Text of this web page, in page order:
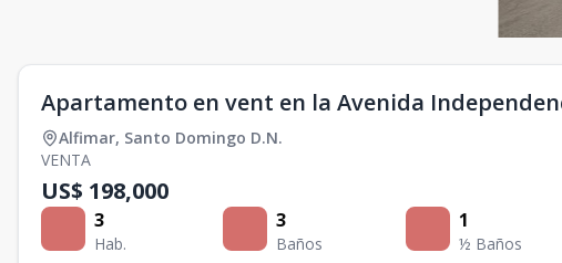
Apartamento en vent en la Avenida
Alfimar, Santo Domingo D.N.
VENTA
US$ 198,000
3
Hab.
3
Baños
1
½ Baños